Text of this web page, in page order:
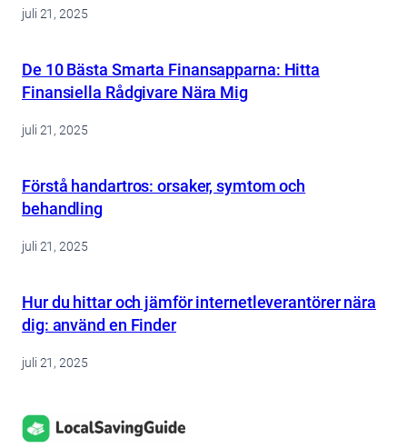
juli 21, 2025
De 10 Bästa Smarta Finansapparna: Hitta
Finansiella Rådgivare Nära Mig
juli 21, 2025
Förstå handartros: orsaker, symtom och
behandling
juli 21, 2025
Hur du hittar och jämför internetleverantörer nära
dig: använd en Finder
juli 21, 2025